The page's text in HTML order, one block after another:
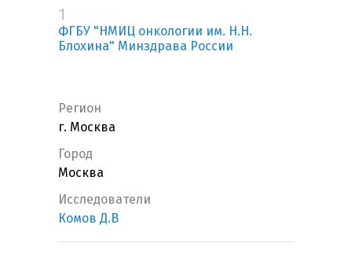
1
ФГБУ "НМИЦ онкологии им. Н.Н.
Блохина" Минздрава России
Регион
г. Москва
Город
Москва
Исследователи
Комов Д.В